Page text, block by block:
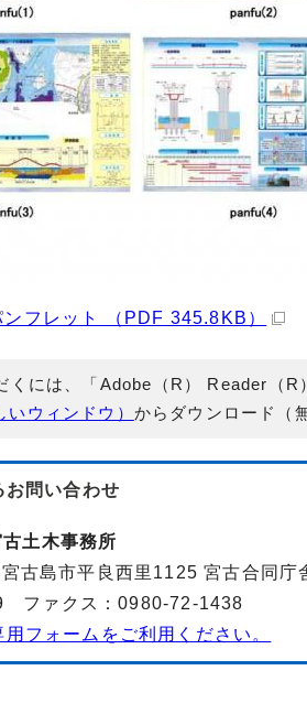
フレット （PDF 345.8KB）
くには、「Adobe（R） Reader（R
ウィンドウ） からダウンロード（
お問い合わせ
土木事務所
古島市平良西里1125 宮古合同庁
ファクス：0980-72-1438
フォームをご利用ください。